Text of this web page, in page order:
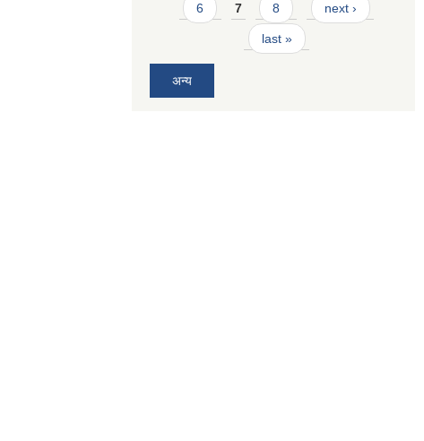
6 7 8 next ›
last »
अन्य